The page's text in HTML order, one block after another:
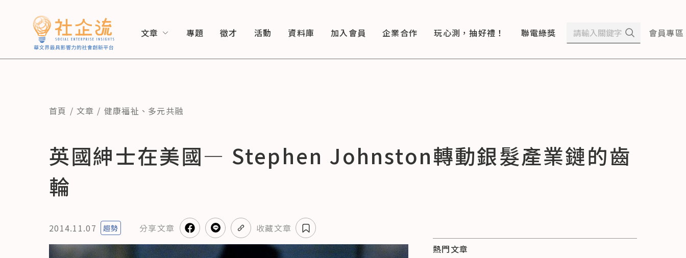
文章 專題 徵才 活動 資料庫 加入會員 企業合作 玩心測，抽好禮！ 聯電綠獎 會員專區
首頁 文章 健康福祉 、 多元共融
英國紳士在美國— Stephen Johnston轉動銀髮產業鏈的齒
輪
2014.11.07 趨勢 分享文章 收藏文章
熱門文章